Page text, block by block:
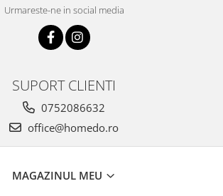
Urmareste-ne in social media
SUPORT CLIENTI
0752086632
office@homedo.ro
MAGAZINUL MEU